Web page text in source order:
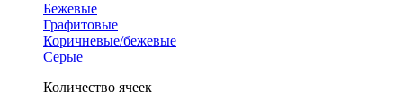
Бежевые
Графитовые
Коричневые/бежевые
Серые
Количество ячеек